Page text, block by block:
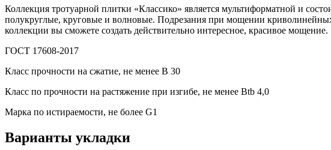
Коллекция тротуарной плитки «Классико» является мультиформатной и
полукруглые, круговые и волновые. Подрезания при мощении
коллекции вы сможете создать действительно интересное, красивое мощение.
ГОСТ 17608-2017
Класс прочности на сжатие, не менее В 30
Класс по прочности на растяжение при изгибе, не менее Вtb 4,0
Марка по истираемости, не более G1
Варианты укладки